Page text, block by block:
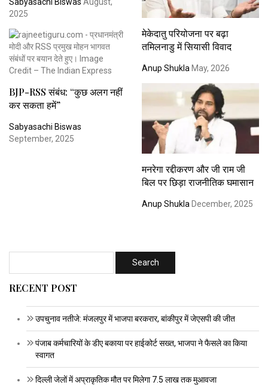
2025
मेकेदातु परियोजना पर बढ़ा
तमिलनाडु में सियासी विवाद
Anup Shukla May, 2026
BJP-RSS संबंध: “कुछ अलग नहीं
कर सकता हमें”
Sabyasachi Biswas
September, 2025
मनरेगा रद्दीकरण और जी राम जी
बिल पर छिड़ा राजनीतिक घमासान
Anup Shukla December, 2025
RECENT POST
उपचुनाव नतीजे: मंजलपुर में भाजपा बरकरार, बांकीपुर में जेएसपी की जीत
पंजाब कर्मचारियों के डीए बकाया पर हाईकोर्ट सख्त, भाजपा ने फैसले का किया
स्वागत
दिल्ली जेलों में अप्राकृतिक मौत पर मिलेगा 7.5 लाख तक मुआवजा